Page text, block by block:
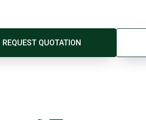
REQUEST QUOTATION